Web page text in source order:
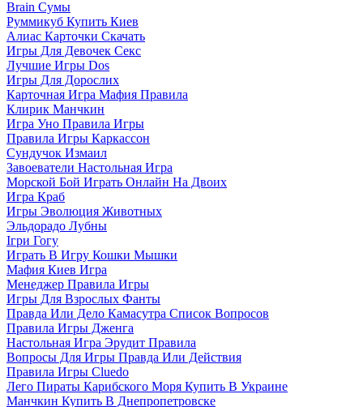
Brain Сумы
Руммикуб Купить Киев
Алиас Карточки Скачать
Игры Для Девочек Секс
Лучшие Игры Dos
Игры Для Дорослих
Карточная Игра Мафия Правила
Клирик Манчкин
Игра Уно Правила Игры
Правила Игры Каркассон
Сундучок Измаил
Завоеватели Настольная Игра
Морской Бой Играть Онлайн На Двоих
Игра Краб
Игры Эволюция Животных
Эльдорадо Лубны
Ігри Гогу
Играть В Игру Кошки Мышки
Мафия Киев Игра
Менеджер Правила Игры
Игры Для Взрослых Фанты
Правда Или Дело Камасутра Список Вопросов
Правила Игры Дженга
Настольная Игра Эрудит Правила
Вопросы Для Игры Правда Или Действия
Правила Игры Cluedo
Лего Пираты Карибского Моря Купить В Украине
Манчкин Купить В Днепропетровске